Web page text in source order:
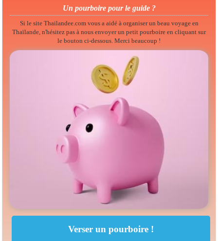
Un pourboire pour le guide ?
Si le site Thailandee.com vous a aidé à organiser un beau voyage en
Thaïlande, n'hésitez pas à nous envoyer un petit pourboire en cliquant sur
le bouton ci-dessous. Merci beaucoup !